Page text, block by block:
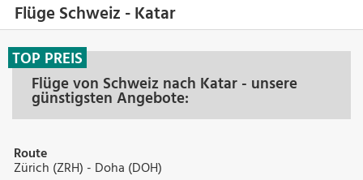
Flüge Schweiz - Katar
Flüge von Schweiz nach Katar - unsere
günstigsten Angebote:
TOP PREIS
Route
Zürich (ZRH) - Doha (DOH)